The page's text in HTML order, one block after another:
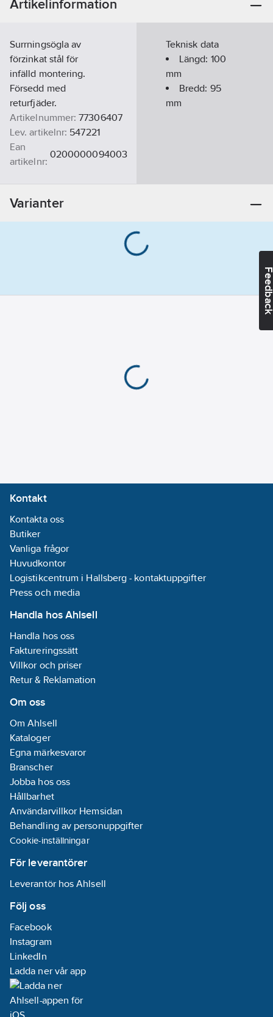
Artikelinformation
Surrningsögla av
förzinkat stål för
infälld montering.
Försedd med
returfjäder.
Artikelnummer: 77306407
Lev. artikelnr: 547221
Ean
artikelnr:
0200000094003
Teknisk data
Längd: 100
mm
Bredd: 95
mm
Varianter
Kontakt
Kontakta oss
Butiker
Vanliga frågor
Huvudkontor
Logistikcentrum i Hallsberg - kontaktuppgifter
Press och media
Handla hos Ahlsell
Handla hos oss
Faktureringssätt
Villkor och priser
Retur & Reklamation
Om oss
Om Ahlsell
Kataloger
Egna märkesvaror
Branscher
Jobba hos oss
Hållbarhet
Användarvillkor Hemsidan
Behandling av personuppgifter
Cookie-inställningar
För leverantörer
Leverantör hos Ahlsell
Följ oss
Facebook
Instagram
LinkedIn
Ladda ner vår app